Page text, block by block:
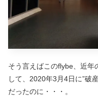
そう言えばこのflybe、近年
して、2020年3月4日に”破
だったのに・・・。